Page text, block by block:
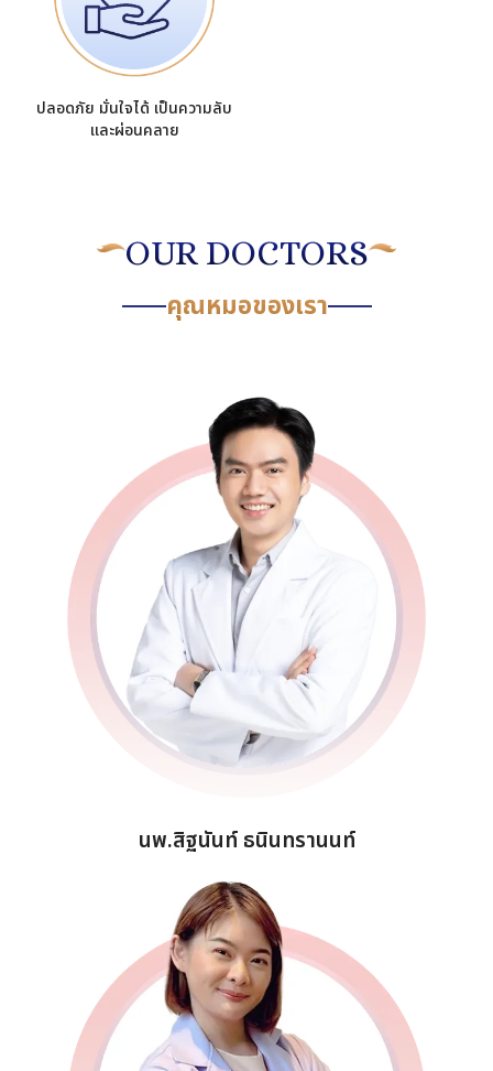
ปลอดภัย มั่นใจได้ เป็นความลับ
และผ่อนคลาย
OUR DOCTORS
คุณหมอของเรา
นพ.สิฐนันท์ ธนินทรานนท์